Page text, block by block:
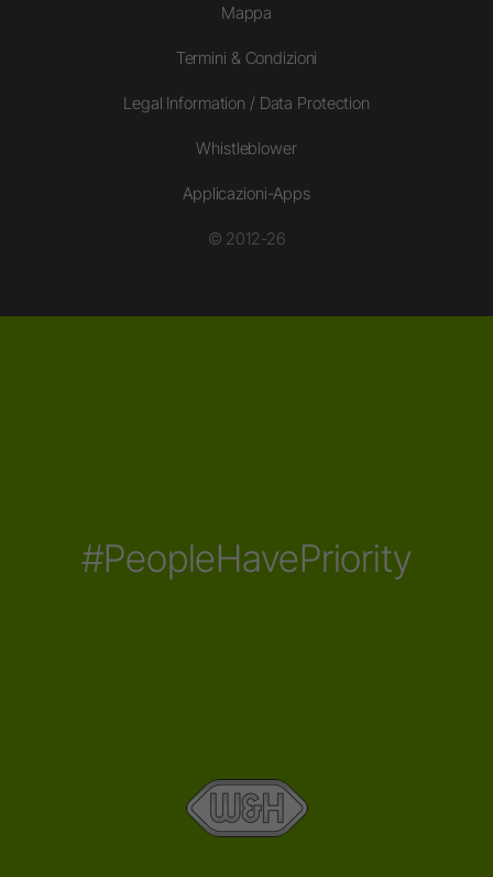
Mappa
Termini & Condizioni
Legal Information / Data Protection
Whistleblower
Applicazioni-Apps
© 2012-26
#PeopleHavePriority